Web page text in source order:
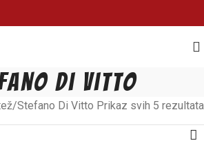
Di Vitto
Stefano Di Vitto Prikaz svih 5 rezultata